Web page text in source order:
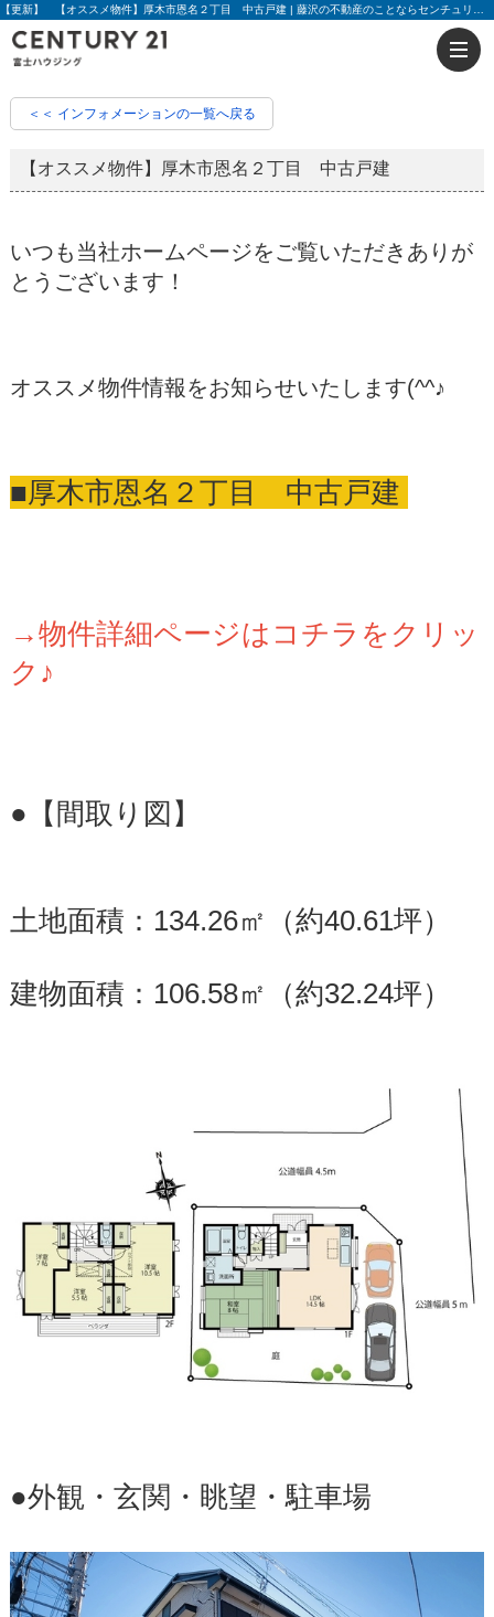
＜＜ インフォメーションの一覧へ戻る
【オススメ物件】厚木市恩名２丁目 中古戸建
いつも当社ホームページをご覧いただきありが
とうございます！
オススメ物件情報をお知らせいたします(^^♪
■厚木市恩名２丁目 中古戸建
→物件詳細ページはコチラをクリッ
ク♪
●【間取り図】
土地面積：134.26㎡（約40.61坪）
建物面積：106.58㎡（約32.24坪）
●外観・玄関・眺望・駐車場